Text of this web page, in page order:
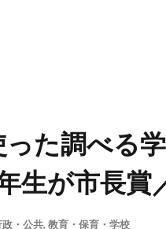
った調べる
が市長賞
政・公共, 教育・保育・学校